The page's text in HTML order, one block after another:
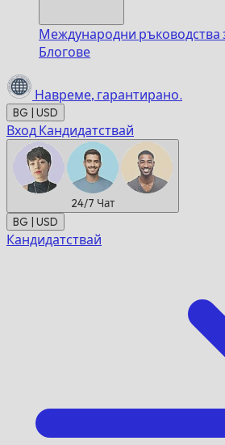
Международни
Блогове
Навреме, гарантирано.
BG | USD
Вход Кандидатствай
24/7 Чат
BG | USD
Кандидатствай